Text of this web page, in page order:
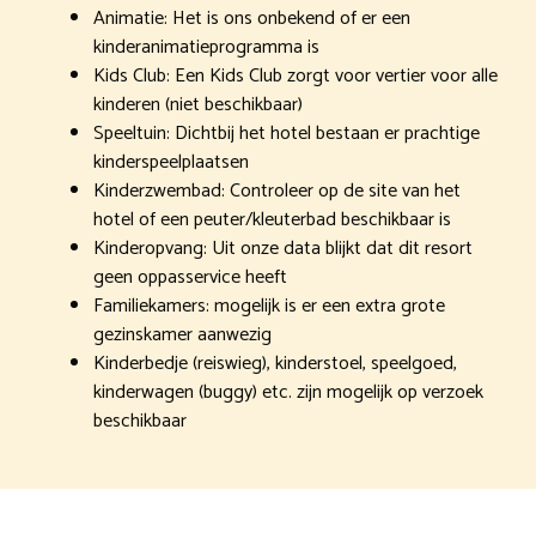
Animatie: Het is ons onbekend of er een
kinderanimatieprogramma is
Kids Club: Een Kids Club zorgt voor vertier voor alle
kinderen (niet beschikbaar)
Speeltuin: Dichtbij het hotel bestaan er prachtige
kinderspeelplaatsen
Kinderzwembad: Controleer op de site van het
hotel of een peuter/kleuterbad beschikbaar is
Kinderopvang: Uit onze data blijkt dat dit resort
geen oppasservice heeft
Familiekamers: mogelijk is er een extra grote
gezinskamer aanwezig
Kinderbedje (reiswieg), kinderstoel, speelgoed,
kinderwagen (buggy) etc. zijn mogelijk op verzoek
beschikbaar